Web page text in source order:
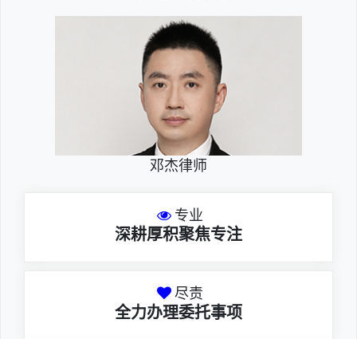
邓杰律师
专业
深耕厚积聚焦专注
尽责
全力办理委托事项